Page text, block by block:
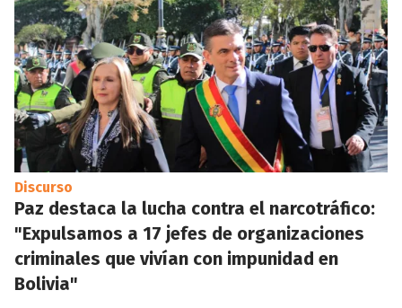
Discurso
Paz destaca la lucha contra el narcotráfico:
"Expulsamos a 17 jefes de organizaciones
criminales que vivían con impunidad en
Bolivia"